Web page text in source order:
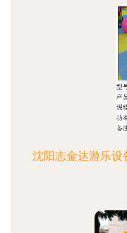
沈阳志金达游乐设